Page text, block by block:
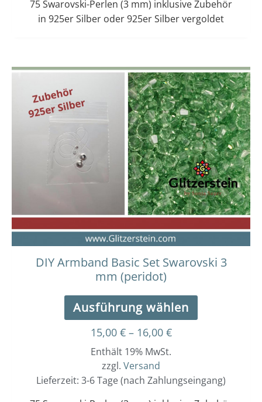
75 Swarovski-Perlen (3 mm) inklusive Zubehör
in 925er Silber oder 925er Silber vergoldet
DIY Armband Basic Set Swarovski 3
mm (peridot)
Ausführung wählen
Dieses
Produkt
weist
mehrere
Varianten
auf.
Die
Optionen
können
auf
der
werden
15,00 € – 16,00 €
Preisspanne:
15,00 €
bis
16,00 €
Enthält 19% MwSt.
zzgl. Versand
Lieferzeit: 3-6 Tage (nach Zahlungseingang)